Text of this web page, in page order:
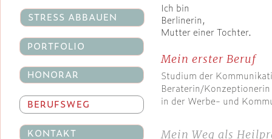
STRESS ABBAUEN
PORTFOLIO
HONORAR
BERUFSWEG
KONTAKT
Ich bin
Berlinerin,
Mutter einer Tochter.
Mein erster Beruf
Studium der
Beraterin/
in der Werbe- und
Mein Weg als